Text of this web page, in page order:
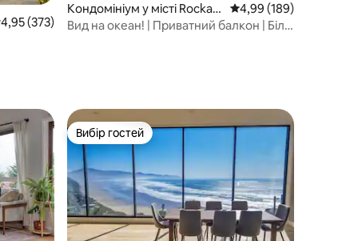
оцінка: 4,95 з 5, відгуки: 373
4,95 (373)
Кондомініум у місті Rockaw
ay Beach
Середня оцінка: 4,99
4,99 (189)
Вид на океан! | Приватний балкон | Біля
Вибір гостей
Вибір гостей